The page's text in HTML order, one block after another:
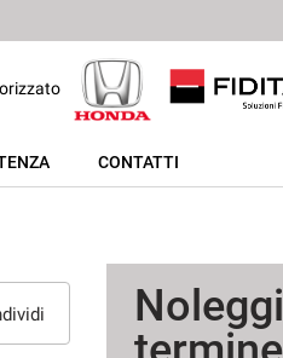
CONTATTI